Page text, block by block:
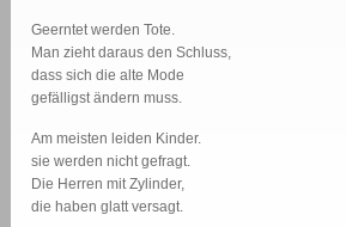
Geerntet werden Tote.
Man zieht daraus den Schluss,
dass sich die alte Mode
gefälligst ändern muss.
Am meisten leiden Kinder.
sie werden nicht gefragt.
Die Herren mit Zylinder,
die haben glatt versagt.